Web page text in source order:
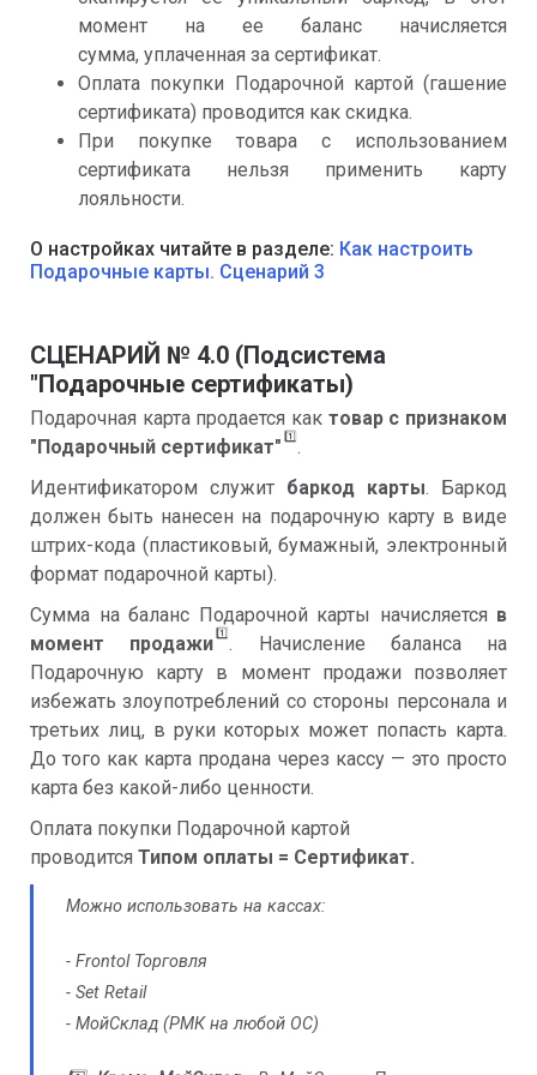
момент на ее баланс начисляется
сумма, уплаченная за сертификат.
Оплата покупки Подарочной картой (гашение
сертификата) проводится как скидка.
При покупке товара с использованием
сертификата нельзя применить карту
лояльности.
О настройках читайте в разделе: Как настроить
Подарочные карты. Сценарий 3
СЦЕНАРИЙ № 4.0 (Подсистема
"Подарочные сертификаты)
Подарочная карта продается как товар с признаком
"Подарочный сертификат" 1️⃣.
Идентификатором служит баркод карты. Баркод
должен быть нанесен на подарочную карту в виде
штрих-кода (пластиковый, бумажный, электронный
формат подарочной карты).
Сумма на баланс Подарочной карты начисляется в
момент продажи 1️⃣. Начисление баланса на
Подарочную карту в момент продажи позволяет
избежать злоупотреблений со стороны персонала и
третьих лиц, в руки которых может попасть карта.
До того как карта продана через кассу — это просто
карта без какой-либо ценности.
Оплата покупки Подарочной картой
проводится Типом оплаты = Сертификат.
Можно использовать на кассах:
- Frontol Торговля
- Set Retail
- МойСклад (РМК на любой ОС)